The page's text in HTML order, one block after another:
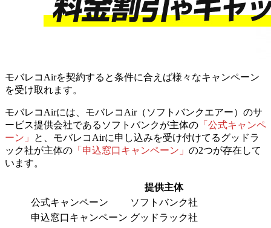
モバレコAirを契約すると条件に合えば様々なキャンペーン
を受け取れます。
モバレコAirには、 モバレコAir（ソフトバンクエアー）のサ
ービス提供会社であるソフトバンクが主体の 「公式キャンペ
ーン」
と、 モバレコAirに申し込みを受け付けてるグッドラ
ック社が主体の 「申込窓口キャンペーン」 の2つが存在して
います。
提供主体
公式キャンペーン
ソフトバンク社
申込窓口キャンペーン グッドラック社